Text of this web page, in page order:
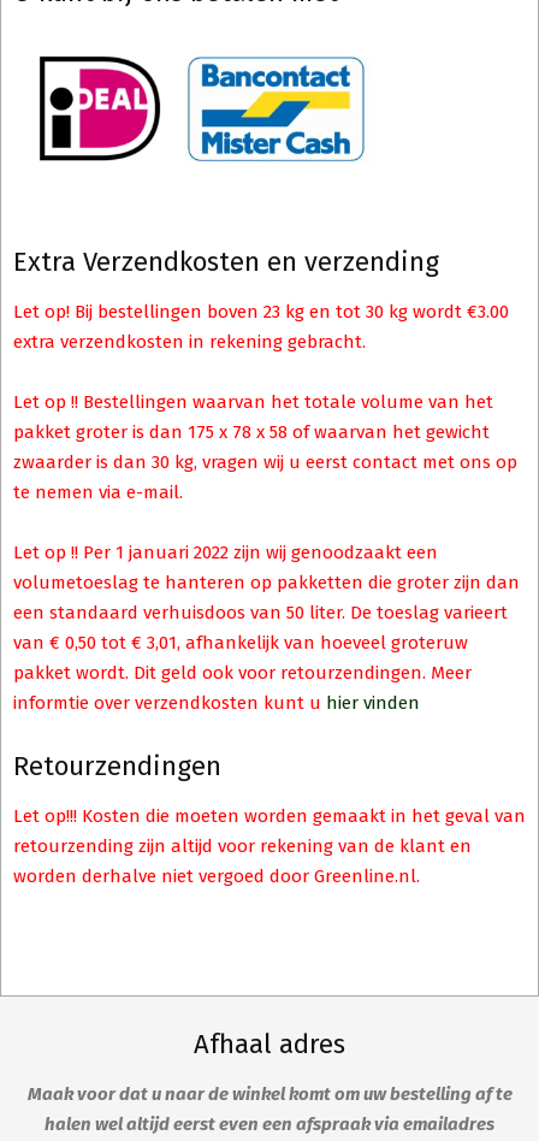
Extra Verzendkosten en verzending
Let op! Bij bestellingen boven 23 kg en tot 30 kg wordt €3.00
extra verzendkosten in rekening gebracht.
Let op !! Bestellingen waarvan het totale volume van het
pakket groter is dan 175 x 78 x 58 of waarvan het gewicht
zwaarder is dan 30 kg, vragen wij u eerst contact met ons op
te nemen via e-mail.
Let op !! Per 1 januari 2022 zijn wij genoodzaakt een
volumetoeslag te hanteren op pakketten die groter zijn dan
een standaard verhuisdoos van 50 liter. De toeslag varieert
van € 0,50 tot € 3,01, afhankelijk van hoeveel groteruw
pakket wordt. Dit geld ook voor retourzendingen. Meer
informtie over verzendkosten kunt u hier vinden
Retourzendingen
Let op!!! Kosten die moeten worden gemaakt in het geval van
retourzending zijn altijd voor rekening van de klant en
worden derhalve niet vergoed door Greenline.nl.
Afhaal adres
Maak voor dat u naar de winkel komt om uw bestelling af te
halen wel altijd eerst even een afspraak via emailadres